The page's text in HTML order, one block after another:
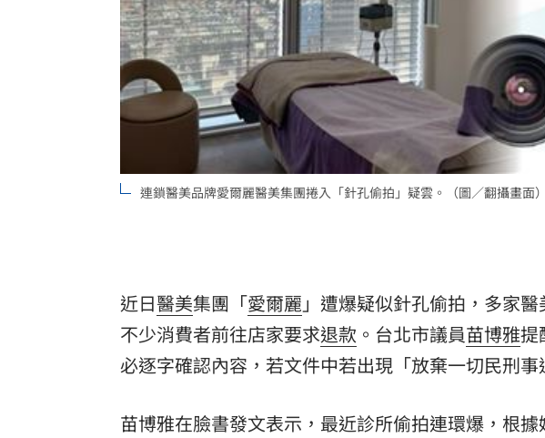
商場戰國來臨 台中「頂奢大道」逐漸成形 12:00
「拍片人的多重宇宙」職涯論壇9/12登場！
8國球員齊聚高雄 Formosa 7s掀足球熱潮 10:00
理想混蛋號召粉絲跨海追星吃美食！ 18:15
連鎖醫美品牌愛爾麗醫美集團捲入「針孔偷拍」疑雲。（圖／翻攝畫面）
近日醫美集團「愛爾麗 」遭爆疑似針孔偷拍，多家醫
不少消費者前往店家要求退款 。台北市議員苗博雅提
必逐字確認內容，若文件中若出現「放棄一切民刑
苗博雅在臉書發文表示，最近診所偷拍連環爆，根